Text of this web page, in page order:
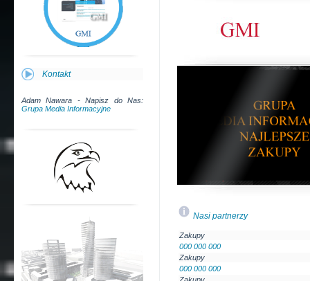
Kontakt
Adam Nawara - Napisz do Nas:
Grupa Media Informacyjne
Nasi partnerzy
Zakupy
000 000 000
Zakupy
000 000 000